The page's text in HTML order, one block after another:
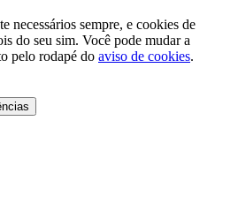
necessários sempre, e cookies de
do seu sim. Você pode mudar a
pelo rodapé do aviso de cookies.